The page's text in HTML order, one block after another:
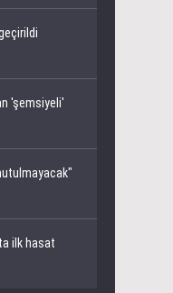
'şemsiyeli'
ilk hasat